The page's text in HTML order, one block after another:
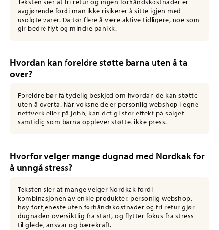
avgjørende fordi man ikke risikerer å sitte igjen med
usolgte varer. Da tør flere å være aktive tidligere, noe som
gir bedre flyt og mindre panikk.
Hvordan kan foreldre støtte barna uten å ta
over?
Foreldre bør få tydelig beskjed om hvordan de kan støtte
uten å overta. Når voksne deler personlig webshop i egne
nettverk eller på jobb, kan det gi stor effekt på salget –
samtidig som barna opplever støtte, ikke press.
Hvorfor velger mange dugnad med Nordkak for
å unngå stress?
Teksten sier at mange velger Nordkak fordi
kombinasjonen av enkle produkter, personlig webshop,
høy fortjeneste uten forhåndskostnader og fri retur gjør
dugnaden oversiktlig fra start, og flytter fokus fra stress
til glede, ansvar og bærekraft.